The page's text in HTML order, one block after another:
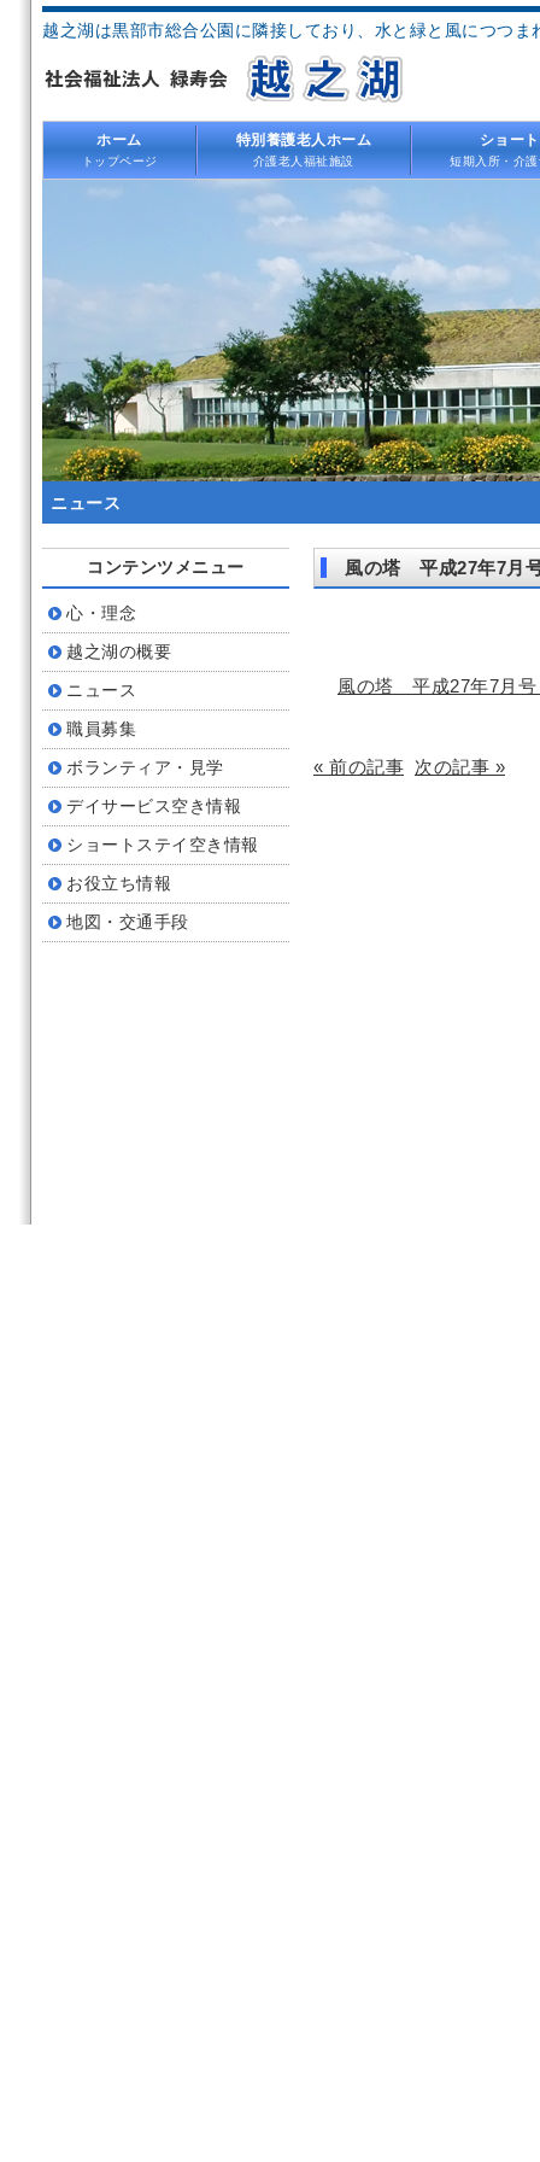
越之湖は黒部市総合公園に隣接しており、水と緑と風につつ
ホーム
トップページ
特別養護老人ホーム
介護老人福祉施設
ショー
短期入所・介
ニュース
風の塔 平成27年7月
風の塔 平成27年7月号
« 前の記事 次の記事 »
コンテンツメニュー
心・理念
越之湖の概要
ニュース
職員募集
ボランティア・見学
デイサービス空き情報
ショートステイ空き情報
お役立ち情報
地図・交通手段